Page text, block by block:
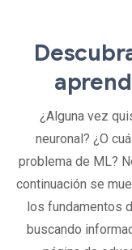
¿Alguna vez
neuronal? ¿O
problema de ML?
continuación se
los fundamentos
buscando